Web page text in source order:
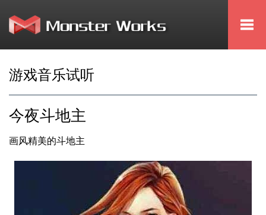
游戏音乐试听
今夜斗地主
画风精美的斗地主